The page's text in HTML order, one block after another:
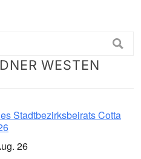
WESTEN
Stadtbezirksbeirats Cotta
26